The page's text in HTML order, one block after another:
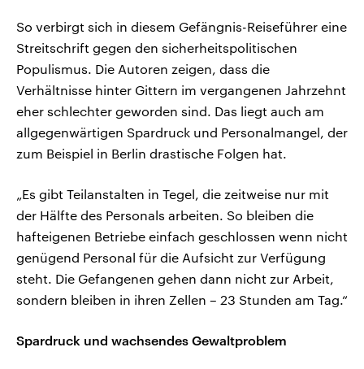
So verbirgt sich in diesem Gefängnis-Reiseführer eine
Streitschrift gegen den sicherheitspolitischen
Populismus. Die Autoren zeigen, dass die
Verhältnisse hinter Gittern im vergangenen Jahrzehnt
eher schlechter geworden sind. Das liegt auch am
allgegenwärtigen Spardruck und Personalmangel, der
zum Beispiel in Berlin drastische Folgen hat.
„Es gibt Teilanstalten in Tegel, die zeitweise nur mit
der Hälfte des Personals arbeiten. So bleiben die
hafteigenen Betriebe einfach geschlossen wenn nicht
genügend Personal für die Aufsicht zur Verfügung
steht. Die Gefangenen gehen dann nicht zur Arbeit,
sondern bleiben in ihren Zellen – 23 Stunden am Tag.“
Spardruck und wachsendes Gewaltproblem